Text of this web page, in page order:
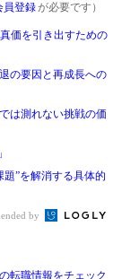
員登録が必要です）
価を引き出すための
の要因と再成長への
は測れない挑戦の価
”を解消する具体的
by
転職情報をチェック